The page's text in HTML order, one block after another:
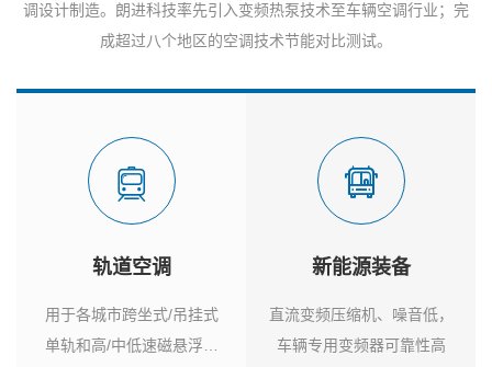
调设计制造。朗进科技率先引入变频热泵技术至车辆空调行业；完
成超过八个地区的空调技术节能对比测试。
轨道空调
用于各城市跨坐式/吊挂式
单轨和高/中低速磁悬浮列
新能源装备
直流变频压缩机、噪音低，
车辆专用变频器可靠性高